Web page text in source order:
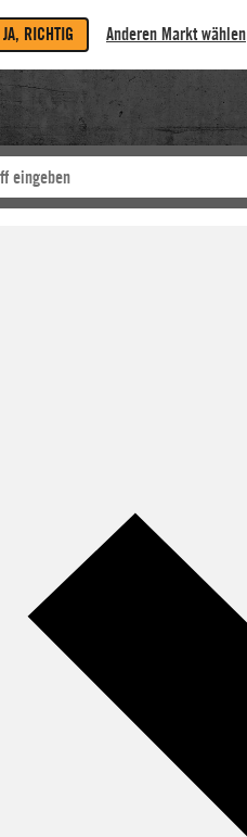
JA, RICHTIG Anderen Markt wählen